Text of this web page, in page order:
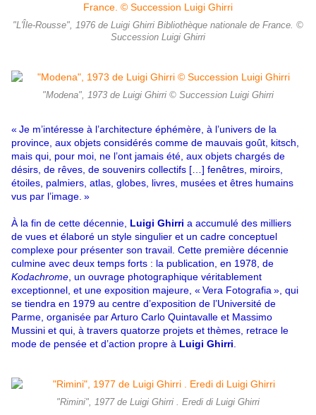
"L'Île-Rousse", 1976 de Luigi Ghirri Bibliothèque nationale de France. ©
Succession Luigi Ghirri
"Modena", 1973 de Luigi Ghirri © Succession Luigi Ghirri
« Je m’intéresse à l’architecture éphémère, à l’univers de la
province, aux objets considérés comme de mauvais goût, kitsch,
mais qui, pour moi, ne l’ont jamais été, aux objets chargés de
désirs, de rêves, de souvenirs collectifs […] fenêtres, miroirs,
étoiles, palmiers, atlas, globes, livres, musées et êtres humains
vus par l’image. »
À la fin de cette décennie, Luigi Ghirri a accumulé des milliers
de vues et élaboré un style singulier et un cadre conceptuel
complexe pour présenter son travail. Cette première décennie
culmine avec deux temps forts : la publication, en 1978, de
Kodachrome , un ouvrage photographique véritablement
exceptionnel, et une exposition majeure, « Vera Fotografia », qui
se tiendra en 1979 au centre d’exposition de l’Université de
Parme, organisée par Arturo Carlo Quintavalle et Massimo
Mussini et qui, à travers quatorze projets et thèmes, retrace le
mode de pensée et d’action propre à Luigi Ghirri
"Rimini", 1977 de Luigi Ghirri . Eredi di Luigi Ghirri